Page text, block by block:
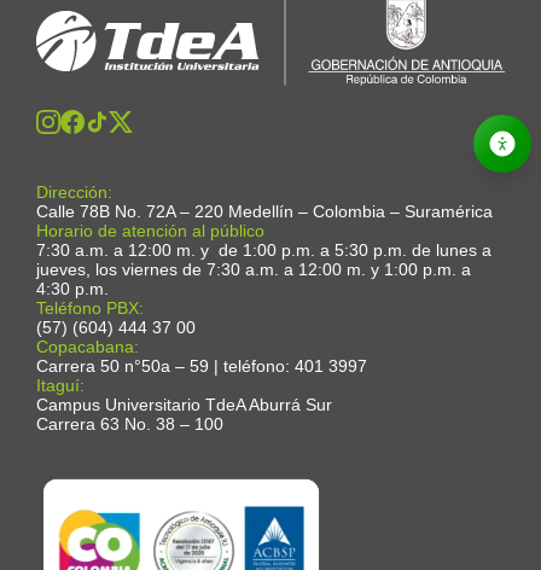
Dirección:
Calle 78B No. 72A – 220 Medellín – Colombia – Suramérica
Horario de atención al público
7:30 a.m. a 12:00 m. y de 1:00 p.m. a 5:30 p.m. de lunes a
jueves, los viernes de 7:30 a.m. a 12:00 m. y 1:00 p.m. a
4:30 p.m.
Teléfono PBX:
(57) (604) 444 37 00
Copacabana:
Carrera 50 n°50a – 59 | teléfono: 401 3997
Itaguí:
Campus Universitario TdeA Aburrá Sur
Carrera 63 No. 38 – 100